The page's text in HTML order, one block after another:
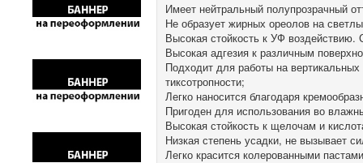
Имеет нейтральный полупрозрачный
Не образует жирных ореолов на
Высокая стойкость к УФ
Высокая адгезия к различным
Подходит для работы на
тиксотропности;
Легко наносится благодаря
Пригоден для использования во
Высокая стойкость к щелочам и
Низкая степень усадки, не вызывает
Легко красится колерованными